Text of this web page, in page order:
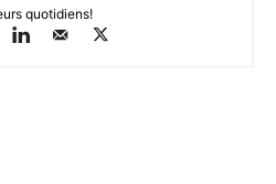
quotidiens!